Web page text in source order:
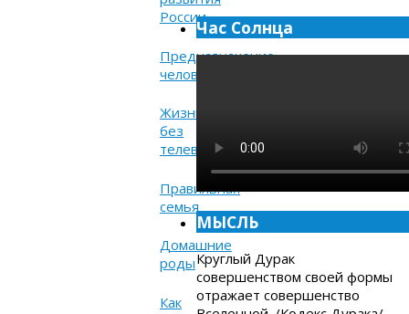
России
Предназначение
человека
Жизнь
без
телевизора
Правильная
семья
Домашние
роды
Как
Час Солнца
МЫСЛЬ
Круглый Дурак
совершенством своей формы
отражает совершенство